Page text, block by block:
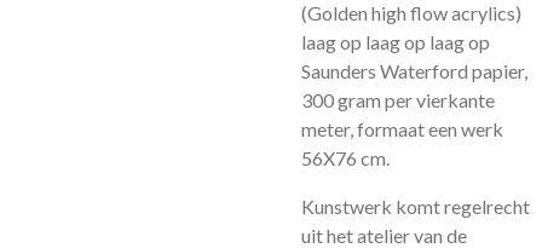
(Golden high flow acrylics)
laag op laag op laag op
Saunders Waterford papier,
300 gram per vierkante
meter, formaat een werk
56X76 cm.
Kunstwerk komt regelrecht
uit het atelier van de